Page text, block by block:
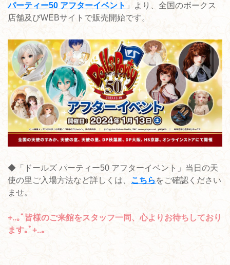
パーティー50 アフターイベント 」より、全国のボークス
店舗及びWEBサイトで販売開始です。
◆「ドールズ パーティー50 アフターイベント」当日の天
使の里ご入場方法など詳しくは、 こちら をご確認ください
ませ。
+..｡ﾟ皆様のご来館をスタッフ一同、心よりお待ちしており
ます｡ﾟ+..｡